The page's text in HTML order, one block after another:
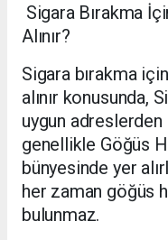
Sigara Bırakma
Alınır?
Sigara bırakma
alınır konusunda,
uygun
genellikle Göğüs
bünyesinde yer
her zaman göğüs
bulunmaz.